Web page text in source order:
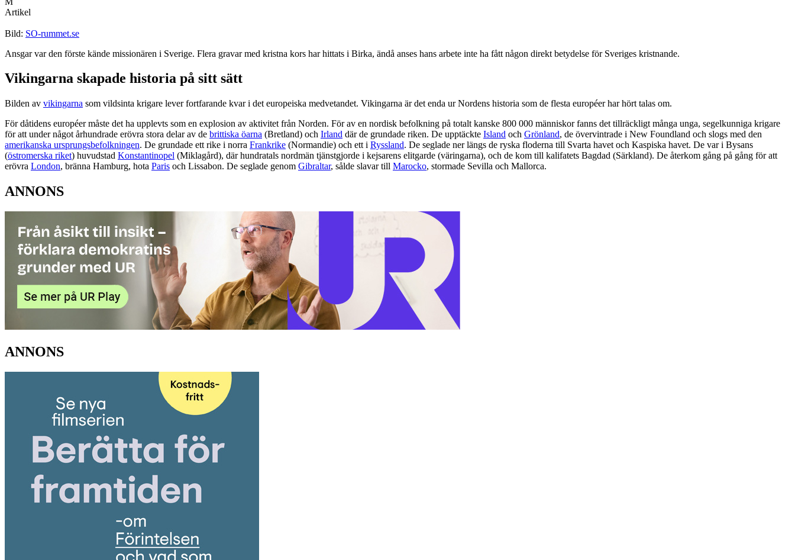
Artikel
Bild: SO-rummet.se
Ansgar var den förste kände missionären i Sverige. Flera gravar med kristna kors har hittats i Birka, ändå anses hans arbete inte ha fått någon direkt betydelse för Sveriges kristnande.
Vikingarna skapade historia på sitt sätt
Bilden av vikingarna som vildsinta krigare lever fortfarande kvar i det europeiska medvetandet. Vikingarna är det enda ur Nordens historia som de flesta européer har hört talas om.
För dåtidens européer måste det ha upplevts som en explosion av aktivitet från Norden. För av en nordisk befolkning på totalt kanske 800 000 människor fanns det tillräckligt många unga, segelkunniga krigare
för att under något århundrade erövra stora delar av de brittiska öarna (Bretland) och Irland där de grundade riken. De upptäckte Island och Grönland, de övervintrade i New Foundland och slogs med den
amerikanska ursprungsbefolkningen. De grundade ett rike i norra Frankrike (Normandie) och ett i Ryssland. De seglade ner längs de ryska floderna till Svarta havet och Kaspiska havet. De var i Bysans
(östromerska riket) huvudstad Konstantinopel (Miklagård), där hundratals nordmän tjänstgjorde i kejsarens elitgarde (väringarna), och de kom till kalifatets Bagdad (Särkland). De återkom gång på gång för att
erövra London, bränna Hamburg, hota Paris och Lissabon. De seglade genom Gibraltar, sålde slavar till Marocko, stormade Sevilla och Mallorca.
ANNONS
ANNONS